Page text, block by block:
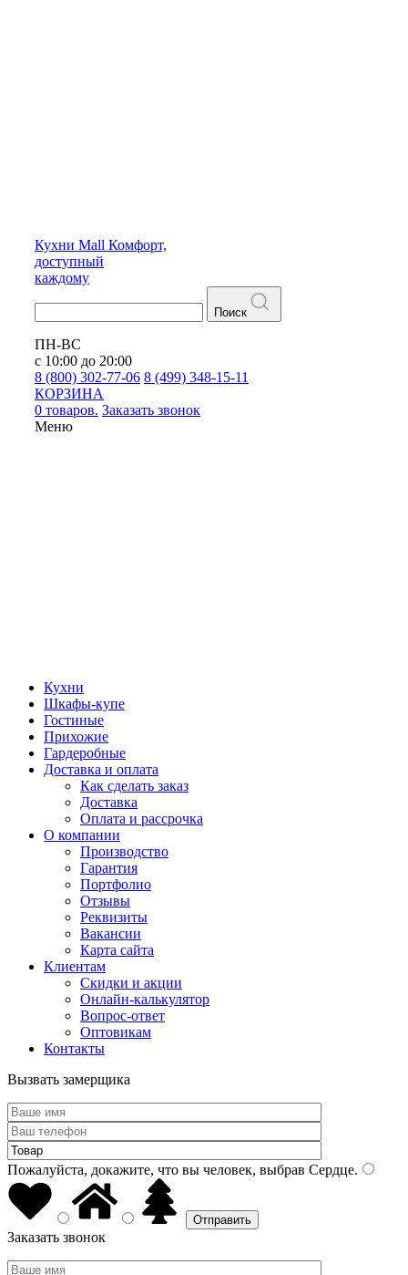
Кухни Mall Комфорт,
доступный
каждому
Поиск
ПН-ВС
с 10:00 до 20:00
8 (800) 302-77-06 8 (499) 348-15-11
КОРЗИНА
0 товаров. Заказать звонок
Меню
Кухни
Шкафы-купе
Гостиные
Прихожие
Гардеробные
Доставка и оплата
Как сделать заказ
Доставка
Оплата и рассрочка
О компании
Производство
Гарантия
Портфолио
Отзывы
Реквизиты
Вакансии
Карта сайта
Клиентам
Скидки и акции
Онлайн-калькулятор
Вопрос-ответ
Оптовикам
Контакты
Вызвать замерщика
Пожалуйста, докажите, что вы человек, выбрав Сердце.
Заказать звонок